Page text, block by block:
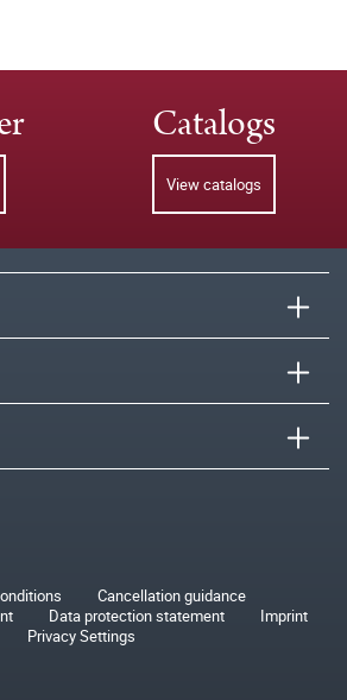
Catalogs
View catalogs
Cancellation guidance
Data protection statement
Imprint
Privacy Settings